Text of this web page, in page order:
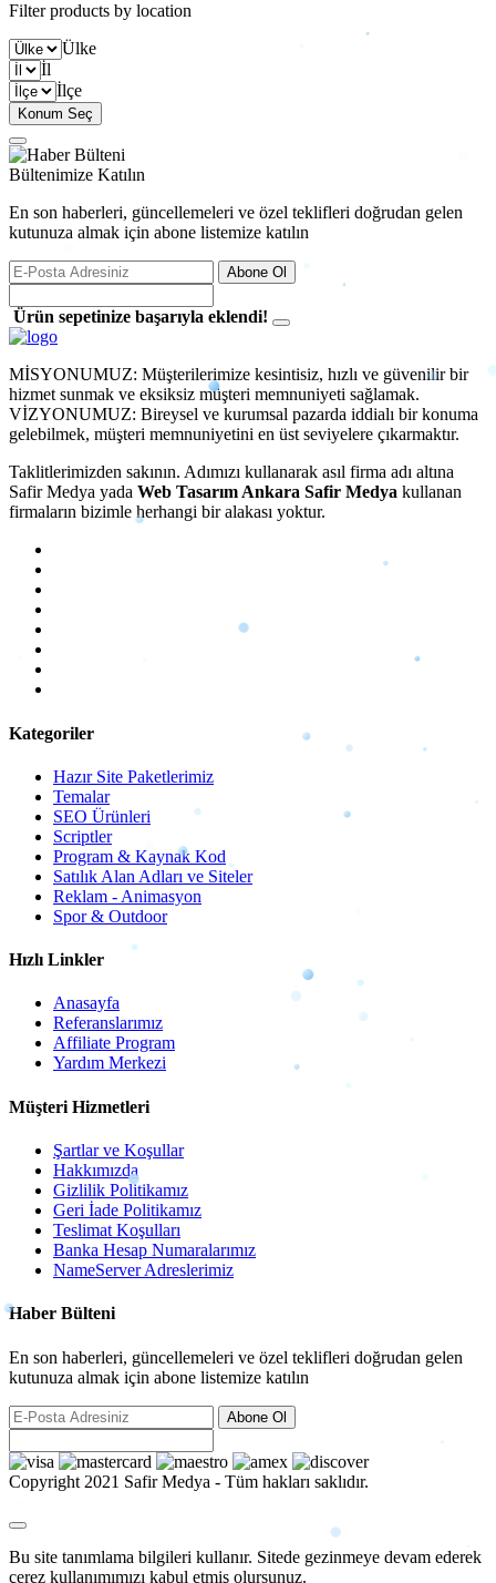
Filter products by location
Ülke
İl
İlçe
Konum Seç
Bültenimize Katılın
En son haberleri, güncellemeleri ve özel teklifleri doğrudan gelen
kutunuza almak için abone listemize katılın
Abone Ol
Ürün sepetinize başarıyla eklendi!
MİSYONUMUZ: Müşterilerimize kesintisiz, hızlı ve güvenilir bir
hizmet sunmak ve eksiksiz müşteri memnuniyeti sağlamak.
VİZYONUMUZ: Bireysel ve kurumsal pazarda iddialı bir konuma
gelebilmek, müşteri memnuniyetini en üst seviyelere çıkarmaktır.
Taklitlerimizden sakının. Adımızı kullanarak asıl firma adı altına
Safir Medyayada Web Tasarım Ankara Safir Medya kullanan
firmaların bizimle herhangi bir alakası yoktur.
Kategoriler
Hazır Site Paketlerimiz
Temalar
SEO Ürünleri
Scriptler
Program & Kaynak Kod
Satılık Alan Adları ve Siteler
Reklam - Animasyon
Spor & Outdoor
Hızlı Linkler
Anasayfa
Referanslarımız
Affiliate Program
Yardım Merkezi
Müşteri Hizmetleri
Şartlar ve Koşullar
Hakkımızda
Gizlilik Politikamız
Geri İade Politikamız
Teslimat Koşulları
Banka Hesap Numaralarımız
NameServer Adreslerimiz
Haber Bülteni
En son haberleri, güncellemeleri ve özel teklifleri doğrudan gelen
kutunuza almak için abone listemize katılın
Abone Ol
Copyright 2021 Safir Medya - Tüm hakları saklıdır.
Bu site tanımlama bilgileri kullanır. Sitede gezinmeye devam ederek
çerez kullanımımızı kabul etmiş olursunuz.